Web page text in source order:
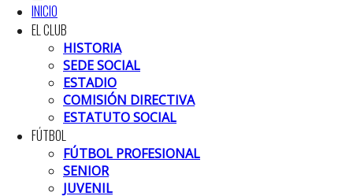
INICIO
EL CLUB
HISTORIA
SEDE SOCIAL
ESTADIO
COMISIÓN DIRECTIVA
ESTATUTO SOCIAL
FÚTBOL
FÚTBOL PROFESIONAL
SENIOR
JUVENIL